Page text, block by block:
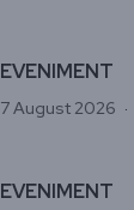
EVENIMENT
7 August 2026
EVENIMENT